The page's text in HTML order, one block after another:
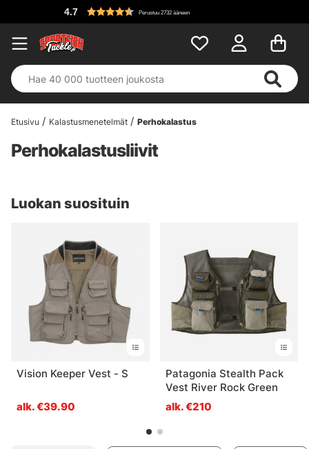
Perustuu 2732 ääneen
Etusivu Kalastusmenetelmät Perhokalastus
Perhokalastusliivit
Luokan suosituin
Vision Keeper Vest - S
alk. €39.90
Patagonia Stealth Pack
Vest River Rock Green
alk. €210